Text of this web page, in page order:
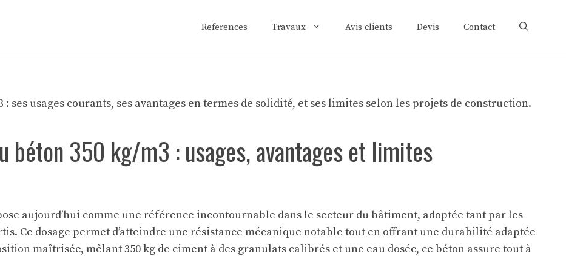
References Travaux Avis clients Devis Contact
béton 350 kg/m3 : usages, avantages et limites
aujourd’hui comme une référence incontournable dans le secteur du bâtiment, adoptée tant par les
Ce dosage permet d’atteindre une résistance mécanique notable tout en offrant une durabilité adaptée
maîtrisée, mêlant 350 kg de ciment à des granulats calibrés et une eau dosée, ce béton assure tout à